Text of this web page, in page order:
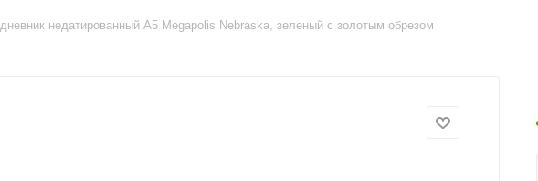
недатированный А5 Megapolis Nebraska, зеленый с золотым обрезом